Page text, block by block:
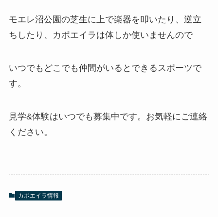
モエレ沼公園の芝生に上で楽器を叩いたり、逆立
ちしたり、カポエイラは体しか使いませんので
いつでもどこでも仲間がいるとできるスポーツで
す。
見学&体験はいつでも募集中です。お気軽にご連絡
ください。
カポエイラ情報